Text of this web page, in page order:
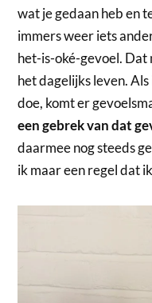
wat je gedaan heb en
immers weer iets
het-is-oké-gevoel. Dat
het dagelijks leven.
doe, komt er
een gebrek van dat
daarmee nog steeds
ik maar een regel dat